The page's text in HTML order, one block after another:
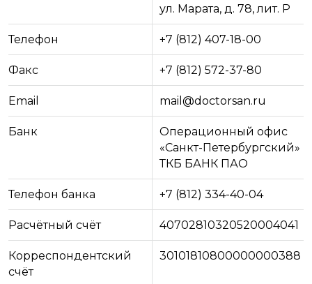
ул. Марата, д. 78, лит. Р
Телефон +7 (812) 407-18-00
Факс +7 (812) 572-37-80
Email mail@doctorsan.ru
Банк
Операционный офис
«Санкт-Петербургский»
ТКБ БАНК ПАО
Телефон банка +7 (812) 334-40-04
Расчётный счёт 40702810320520004041
Корреспондентский
счёт
30101810800000000388